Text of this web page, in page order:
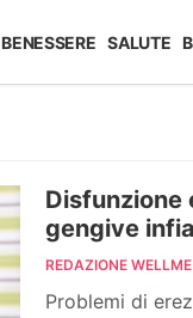
BENESSERE SALUTE
Disfunzione
gengive
REDAZIONE WELLME
Problemi di